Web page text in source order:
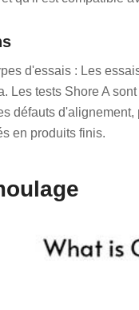
d'essais : Les
Les tests Shore A
défauts
en produits finis.